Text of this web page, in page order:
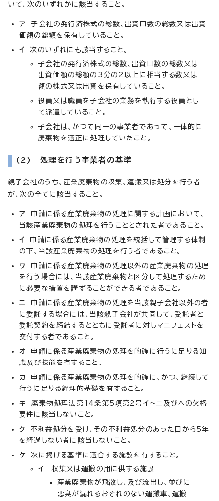
いて、次のいずれかに該当すること。
ア
子会社の発行済株式の総数、出資口数の総数又は出資
価額の総額を保有していること。
イ 次のいずれにも該当すること。
子会社の発行済株式の総数、出資口数の総数又は
出資価額の総額の3分の2以上に相当する数又は
額の株式又は出資を保有していること。
役員又は職員を子会社の業務を執行する役員とし
て派遣していること。
子会社は、かつて同一の事業者であって、一体的に
廃棄物を適正に処理していたこと。
(2) 処理を行う事業者の基準
親子会社のうち、産業廃棄物の収集、運搬又は処分を行う者
が、次の全てに該当すること。
ア
申請に係る産業廃棄物の処理に関する計画において、
当該産業廃棄物の処理を行うこととされた者であること。
イ 申請に係る産業廃棄物の処理を統括して管理する体制
の下、当該産業廃棄物の処理を行う者であること。
ウ
申請に係る産業廃棄物の処理以外の産業廃棄物の処理
を行う場合には、当該産業廃棄物と区分して処理するため
に必要な措置を講ずることができる者であること。
エ
申請に係る産業廃棄物の処理を当該親子会社以外の者
に委託する場合には、当該親子会社が共同して、受託者と
委託契約を締結するとともに受託者に対しマニフェストを
交付する者であること。
オ 申請に係る産業廃棄物の処理を的確に行うに足りる知
識及び技能を有すること。
カ
申請に係る産業廃棄物の処理を的確に、かつ、継続して
行うに足りる経理的基礎を有すること。
キ
廃棄物処理法第14条第5項第2号イ～ニ及びヘの欠格
要件に該当しないこと。
ク 不利益処分を受け、その不利益処分のあった日から5年
を経過しない者に該当しないこと。
ケ 次に掲げる基準に適合する施設を有すること。
イ 収集又は運搬の用に供する施設
産業廃棄物が飛散し、及び流出し、並びに
悪臭が漏れるおそれのない運搬車、運搬